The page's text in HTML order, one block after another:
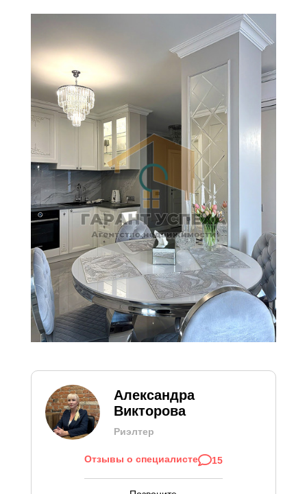
Стоимость недвижимости в
валютных эквивалентах
рассчитана на основе
официальных курсов НБ РБ
на текущую дату и
предоставлена справочно
для удобства восприятия
цен, в том числе
иностранными гражданами.
Александра
Викторова
Риэлтер
Отзывы о специалисте 15